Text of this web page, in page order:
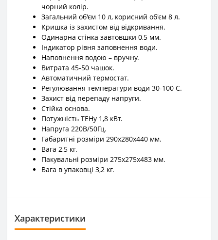
чорний колір.
Загальний об'єм 10 л, корисний об'єм 8 л.
Кришка із захистом від відкривання.
Одинарна стінка завтовшки 0,5 мм.
Індикатор рівня заповнення води.
Наповнення водою – вручну.
Витрата 45-50 чашок.
Автоматичний термостат.
Регулювання температури води 30-100 С.
Захист від перепаду напруги.
Стійка основа.
Потужність ТЕНу 1,8 кВт.
Напруга 220В/50Гц.
Габаритні розміри 290х280х440 мм.
Вага 2,5 кг.
Пакувальні розміри 275х275х483 мм.
Вага в упаковці 3,2 кг.
Характеристики